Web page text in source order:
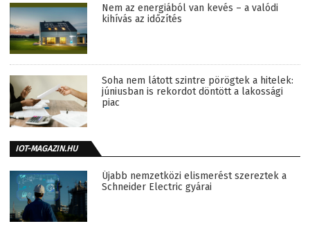
Nem az energiából van kevés – a valódi
kihívás az időzítés
Soha nem látott szintre pörögtek a hitelek:
júniusban is rekordot döntött a lakossági
piac
IOT-MAGAZIN.HU
Újabb nemzetközi elismerést szereztek a
Schneider Electric gyárai